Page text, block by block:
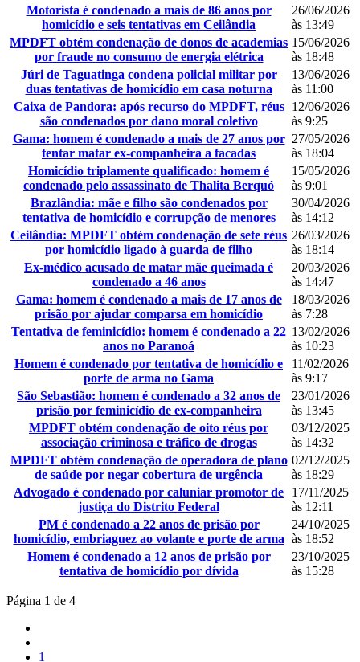
Motorista é condenado a mais de 86 anos por
homicídio e seis tentativas em Ceilândia
26/06/2026
às 13:49
MPDFT obtém condenação de donos de academias
por fraude no consumo de energia elétrica
15/06/2026
às 18:48
Júri de Taguatinga condena policial militar por
duas tentativas de homicídio em casa noturna
13/06/2026
às 11:00
Caixa de Pandora: após recurso do MPDFT, réus
são condenados por dano moral coletivo
12/06/2026
às 9:25
Gama: homem é condenado a mais de 27 anos por
tentar matar ex-companheira a facadas
27/05/2026
às 18:04
Homicídio triplamente qualificado: homem é
condenado pelo assassinato de Thalita Berquó
15/05/2026
às 9:01
Brazlândia: mãe e filho são condenados por
tentativa de homicídio e corrupção de menores
30/04/2026
às 14:12
Ceilândia: MPDFT obtém condenação de sete réus
por homicídio ligado à guarda de filho
26/03/2026
às 18:14
Ex-médico acusado de matar mãe queimada é
condenado a 46 anos
20/03/2026
às 14:47
Gama: homem é condenado a mais de 17 anos de
prisão por ajudar comparsa em homicídio
18/03/2026
às 7:28
Tentativa de feminicídio: homem é condenado a 22
anos no Paranoá
13/02/2026
às 10:23
Homem é condenado por tentativa de homicídio e
porte de arma no Gama
11/02/2026
às 9:17
São Sebastião: homem é condenado a 32 anos de
prisão por feminicídio de ex-companheira
23/01/2026
às 13:45
MPDFT obtém condenação de oito réus por
associação criminosa e tráfico de drogas
03/12/2025
às 14:32
MPDFT obtém condenação de operadora de plano
de saúde por negar cobertura de urgência
02/12/2025
às 18:29
Advogado é condenado por caluniar promotor de
justiça do Distrito Federal
17/11/2025
às 12:11
PM é condenado a 22 anos de prisão por
homicídio, embriaguez ao volante e porte de arma
24/10/2025
às 18:52
Homem é condenado a 12 anos de prisão por
tentativa de homicídio por dívida
23/10/2025
às 15:28
Página 1 de 4
1